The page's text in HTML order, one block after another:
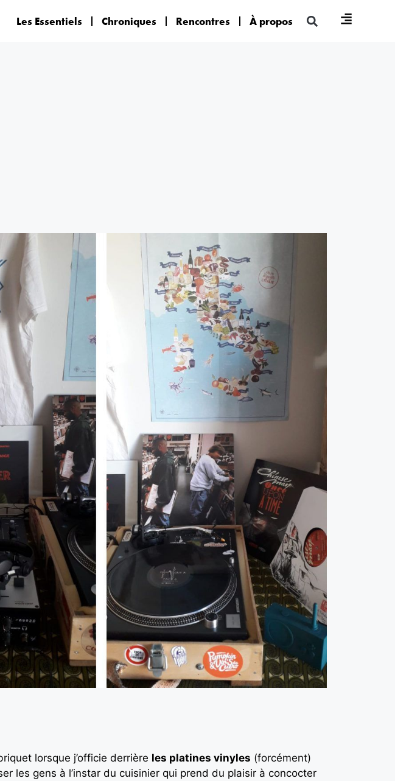
Les Essentiels Chroniques Rencontres À propos
lorsque j’officie derrière les platines vinyles (forcément)
les gens à l’instar du cuisinier qui prend du plaisir à concocter